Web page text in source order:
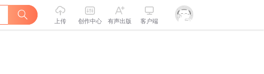
上传 创作中心 有声出版 客户端